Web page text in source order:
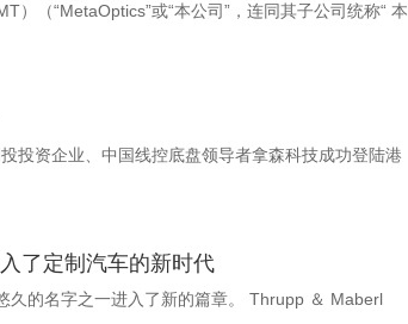
（“MetaOptics”或“本公司”，连同其子公司统称“ 本
年8月7日，启明创投投资企业、中国线控底盘领导者拿森科技成功登陆港
了定制汽车的新时代
英国考文垂2026年8月7日 美通社 －－ 英国汽车建设领域历史最悠久的名字之一进入了新的篇章。 Thrupp ＆ Maberl